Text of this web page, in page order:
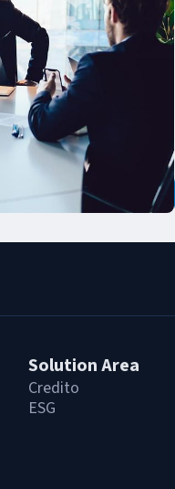
Solution Area
Credito
ESG